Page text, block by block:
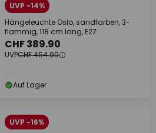
UVP -14%
Hängeleuchte Oslo, sandfarben, 3-
flammig, 118 cm lang, E27
CHF 389.90
UVPCHF 454.90
Auf Lager
UVP -16%